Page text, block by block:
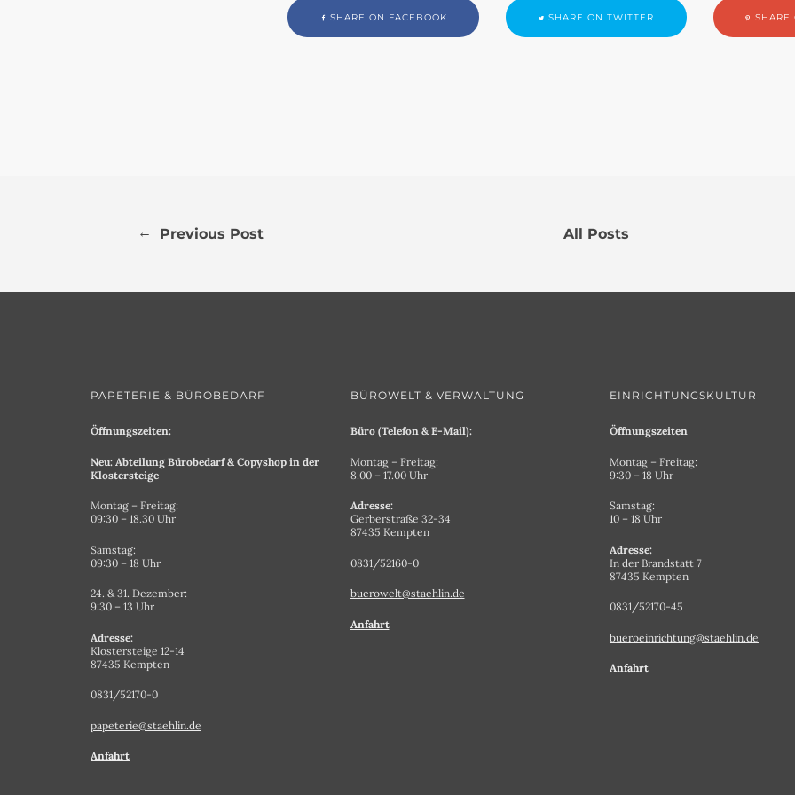
SHARE ON FACEBOOK SHARE ON TWITTER SHARE
← Previous Post All Posts
PAPETERIE & BÜROBEDARF
Öffnungszeiten:
Neu: Abteilung Bürobedarf & Copyshop in der
Klostersteige
Montag – Freitag:
09:30 – 18.30 Uhr
Samstag:
09:30 – 18 Uhr
24. & 31. Dezember:
9:30 – 13 Uhr
Adresse:
Klostersteige 12-14
87435 Kempten
0831/52170-0
papeterie@staehlin.de
Anfahrt
BÜROWELT & VERWALTUNG
Büro (Telefon & E-Mail):
Montag – Freitag:
8.00 – 17.00 Uhr
Adresse:
Gerberstraße 32-34
87435 Kempten
0831/52160-0
buerowelt@staehlin.de
Anfahrt
EINRICHTUNGSKULTUR
Öffnungszeiten
Montag – Freitag:
9:30 – 18 Uhr
Samstag:
10 – 18 Uhr
Adresse:
In der Brandstatt 7
87435 Kempten
0831/52170-45
bueroeinrichtung@staehlin.de
Anfahrt